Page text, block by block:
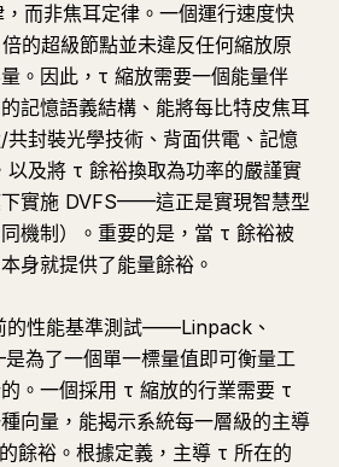
而非焦耳定律。一個運行速度快
的超級節點並未違反任何縮放原
。因此，τ 縮放需要一個能量伴
記憶語義結構、能將每比特皮焦耳
共封裝光學技術、背面供電、記憶
及將 τ 餘裕換取為功率的嚴謹實
實施 DVFS——這正是實現智慧型
機制）。重要的是，當 τ 餘裕被
身就提供了能量餘裕。
的性能基準測試——Linpack、
為了一個單一標量值即可衡量工
。一個採用 τ 縮放的行業需要 τ
向量，能揭示系統每一層級的主導
餘裕。根據定義，主導 τ 所在的